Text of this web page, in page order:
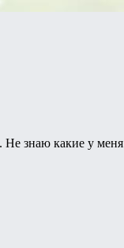
Не знаю какие у меня